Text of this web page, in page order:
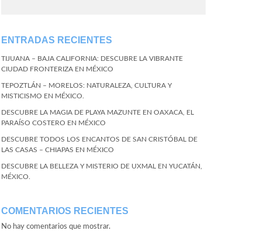
ENTRADAS RECIENTES
TIJUANA – BAJA CALIFORNIA: DESCUBRE LA VIBRANTE
CIUDAD FRONTERIZA EN MÉXICO
TEPOZTLÁN – MORELOS: NATURALEZA, CULTURA Y
MISTICISMO EN MÉXICO.
DESCUBRE LA MAGIA DE PLAYA MAZUNTE EN OAXACA, EL
PARAÍSO COSTERO EN MÉXICO
DESCUBRE TODOS LOS ENCANTOS DE SAN CRISTÓBAL DE
LAS CASAS – CHIAPAS EN MÉXICO
DESCUBRE LA BELLEZA Y MISTERIO DE UXMAL EN YUCATÁN,
MÉXICO.
COMENTARIOS RECIENTES
No hay comentarios que mostrar.